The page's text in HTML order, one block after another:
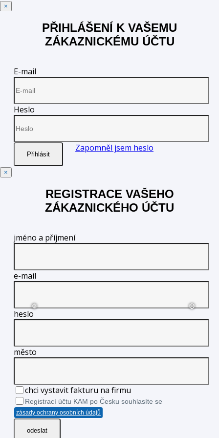
×
PŘIHLÁŠENÍ K VAŠEMU
ZÁKAZNICKÉMU ÚČTU
E-mail
Heslo
Přihlásit
Zapomněl jsem heslo
×
REGISTRACE VAŠEHO
ZÁKAZNICKÉHO ÚČTU
jméno a příjmení
e-mail
heslo
město
chci vystavit fakturu na firmu
Registrací účtu KAM po Česku souhlasíte se
zásady ochrany osobních údajů
odeslat